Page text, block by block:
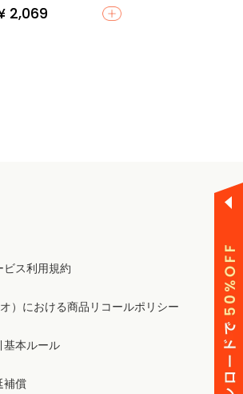
の子向け】
2,069
ビス利用規約
）における商品リコールポリシー
基本ルール
補償